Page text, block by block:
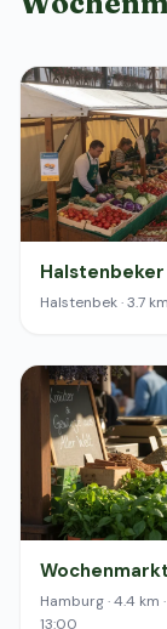
Halstenbek · 3.7
Hamburg · 4.4
13:00